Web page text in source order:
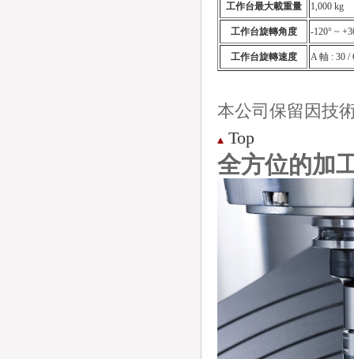
工作台最大載重量 1,000 kg
工作台旋轉角度 -120° ~
工作台旋轉速度 A 軸 : 30 /
本公司保留因技
Top
全方位的加